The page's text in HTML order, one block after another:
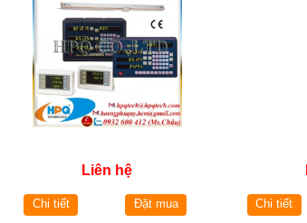
Liên hệ
Chi tiết Đặt mua Chi tiết